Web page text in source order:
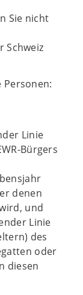
Sie nicht
Schweiz
Personen:
Linie
Bürgers
denen
und
Linie
des
oder
diesen